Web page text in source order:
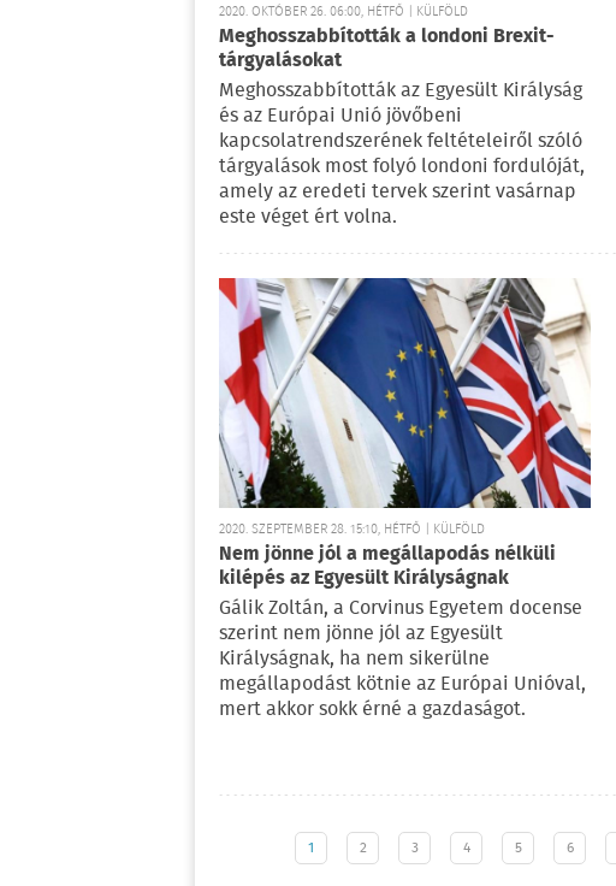
2020. OKTÓBER 26. 06:00, HÉTFŐ | KÜLFÖLD
Meghosszabbították a londoni Brexit-
tárgyalásokat
Meghosszabbították az Egyesült Királyság
és az Európai Unió jövőbeni
kapcsolatrendszerének feltételeiről szóló
tárgyalások most folyó londoni fordulóját,
amely az eredeti tervek szerint vasárnap
este véget ért volna.
2020. SZEPTEMBER 28. 15:10, HÉTFŐ | KÜLFÖLD
Nem jönne jól a megállapodás nélküli
kilépés az Egyesült Királyságnak
Gálik Zoltán, a Corvinus Egyetem docense
szerint nem jönne jól az Egyesült
Királyságnak, ha nem sikerülne
megállapodást kötnie az Európai Unióval,
mert akkor sokk érné a gazdaságot.
1 2 3 4 5 6